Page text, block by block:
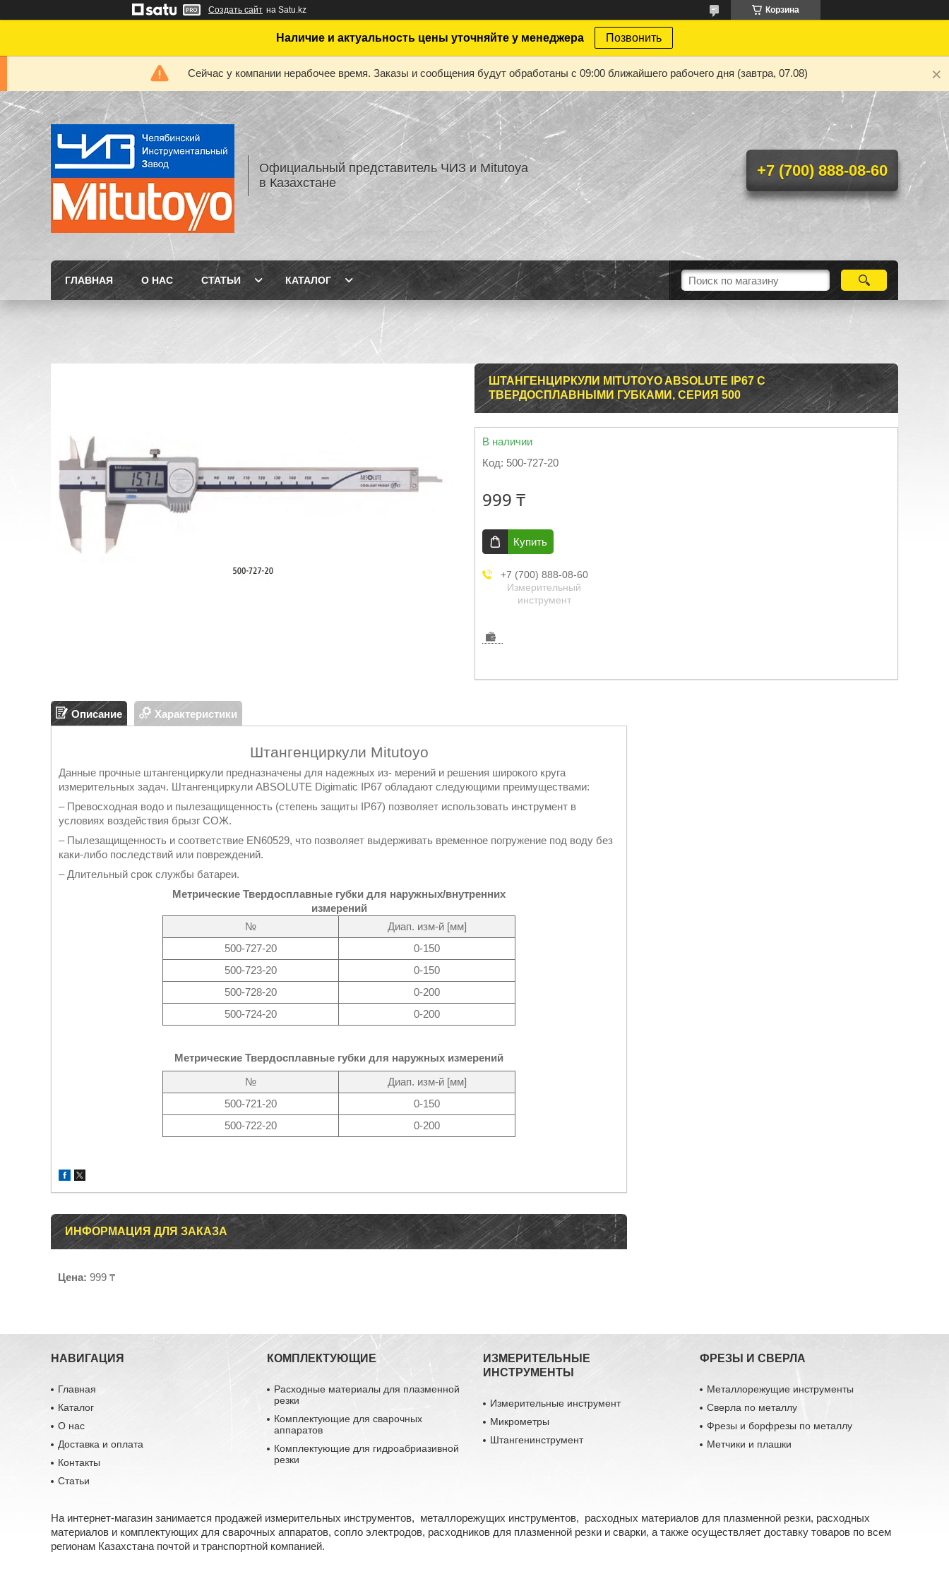
Создать сайт на Satu.kz Корзина
Наличие и актуальность цены уточняйте у менеджера Позвонить
Сейчас у компании нерабочее время. Заказы и сообщения будут обработаны с 09:00 ближайшего рабочего дня (завтра, 07.08)
Официальный представитель ЧИЗ и Mitutoya
в Казахстане
+7 (700) 888-08-60
ГЛАВНАЯ О НАС СТАТЬИ КАТАЛОГ
ШТАНГЕНЦИРКУЛИ MITUTOYO ABSOLUTE IP67 С
ТВЕРДОСПЛАВНЫМИ ГУБКАМИ, СЕРИЯ 500
В наличии
Код: 500-727-20
999 ₸
Купить
+7 (700) 888-08-60
Измерительный
инструмент
Описание Характеристики
Штангенциркули Mitutoyo
Данные прочные штангенциркули предназначены для надежных из‐ мерений и решения широкого круга
измерительных задач. Штангенциркули ABSOLUTE Digimatic IP67 обладают следующими преимуществами:
– Превосходная водо и пылезащищенность (степень защиты IP67) позволяет использовать инструмент в
условиях воздействия брызг СОЖ.
– Пылезащищенность и соответствие EN60529, что позволяет выдерживать временное погружение под воду без
каки-либо последствий или повреждений.
– Длительный срок службы батареи.
Метрические Твердосплавные губки для наружных/внутренних
измерений
№
Диап. изм-й [мм]
500-727-20
0-150
500-723-20
0-150
500-728-20
0-200
500-724-20
0-200
Метрические Твердосплавные губки для наружных измерений
№
Диап. изм-й [мм]
500-721-20
0-150
500-722-20
0-200
ИНФОРМАЦИЯ ДЛЯ ЗАКАЗА
Цена: 999 ₸
НАВИГАЦИЯ
Главная
Каталог
О нас
Доставка и оплата
Контакты
Статьи
КОМПЛЕКТУЮЩИЕ
Расходные материалы для плазменной
резки
Комплектующие для сварочных
аппаратов
Комплектующие для гидроабриазивной
резки
ИЗМЕРИТЕЛЬНЫЕ
ИНСТРУМЕНТЫ
Измерительные инструмент
Микрометры
Штангенинструмент
ФРЕЗЫ И СВЕРЛА
Металлорежущие инструменты
Сверла по металлу
Фрезы и борфрезы по металлу
Метчики и плашки
На интернет-магазин занимается продажей измерительных инструментов, металлорежущих инструментов, расходных материалов для плазменной резки, расходных
материалов и комплектующих для сварочных аппаратов, сопло электродов, расходников для плазменной резки и сварки, а также осуществляет доставку товаров по всем
регионам Казахстана почтой и транспортной компанией.